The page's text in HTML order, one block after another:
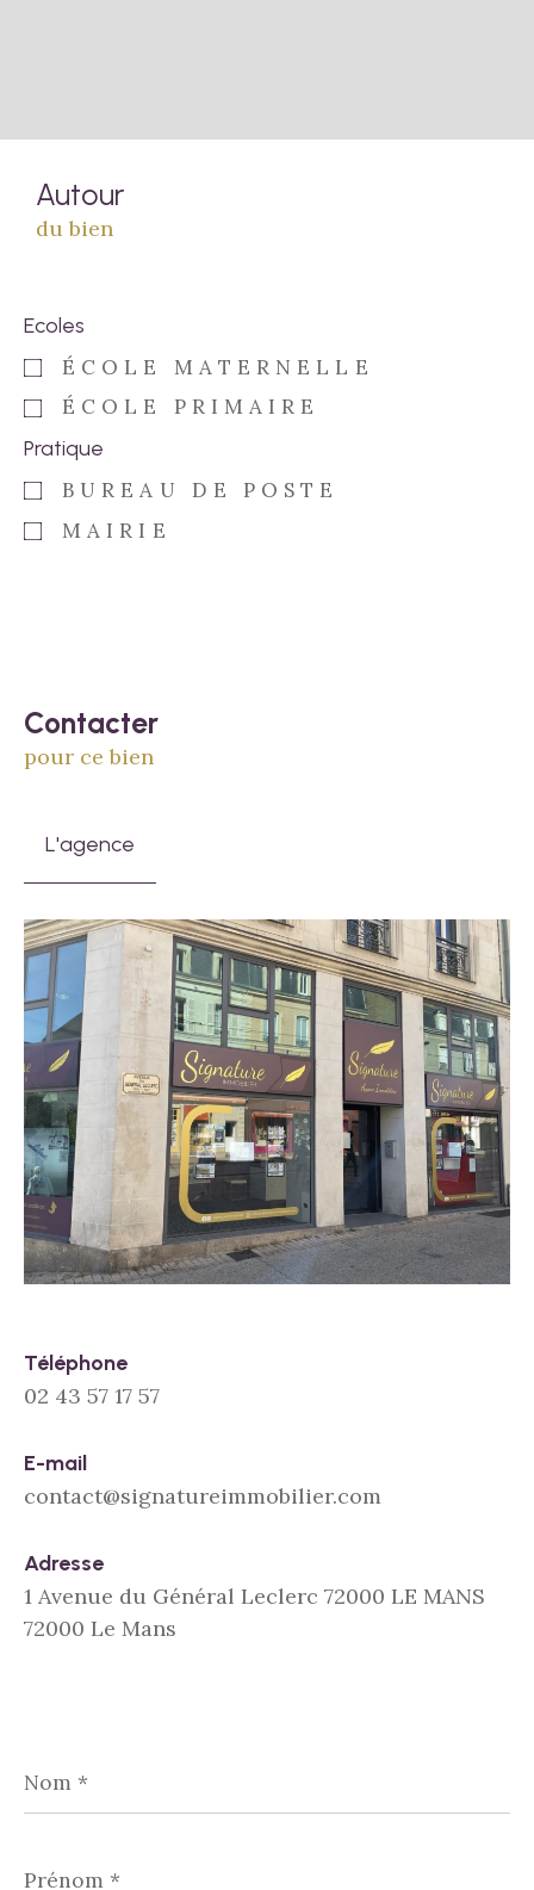
Autour
du bien
Ecoles
ÉCOLE MATERNELLE
ÉCOLE PRIMAIRE
Pratique
BUREAU DE POSTE
MAIRIE
Contacter
pour ce bien
L'agence
Téléphone
02 43 57 17 57
E-mail
contact@signatureimmobilier.com
Adresse
1 Avenue du Général Leclerc 72000 LE MANS
72000 Le Mans
*
*